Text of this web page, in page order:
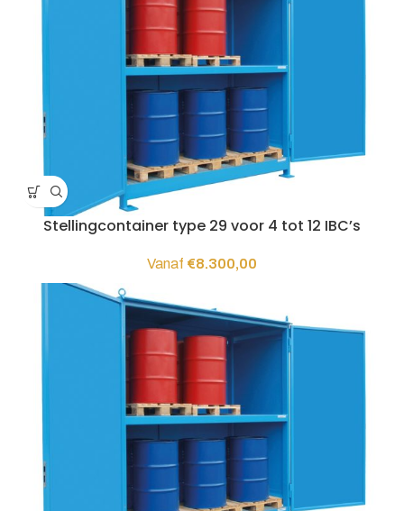
Stellingcontainer type 29 voor 4 tot 12 IBC’s
Vanaf €8.300,00